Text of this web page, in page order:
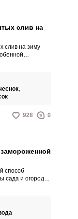
слив на
слив на зиму
и рыбным
928 0
способ
сада и огорода